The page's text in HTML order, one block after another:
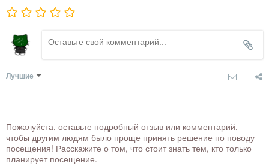
Лучшие
Пожалуйста, оставьте подробный отзыв или комментарий,
чтобы другим людям было проще принять решение по поводу
посещения! Расскажите о том, что стоит знать тем, кто только
планирует посещение.